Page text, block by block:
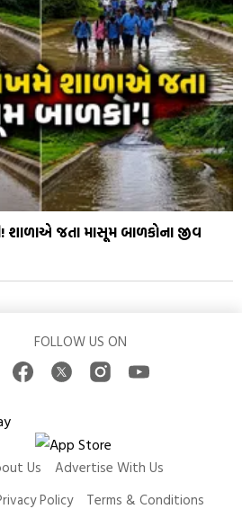
શાળાએ જતા માસૂમ બાળકોના જીવ
FOLLOW US ON
Us
Advertise With Us
Policy Terms & Conditions